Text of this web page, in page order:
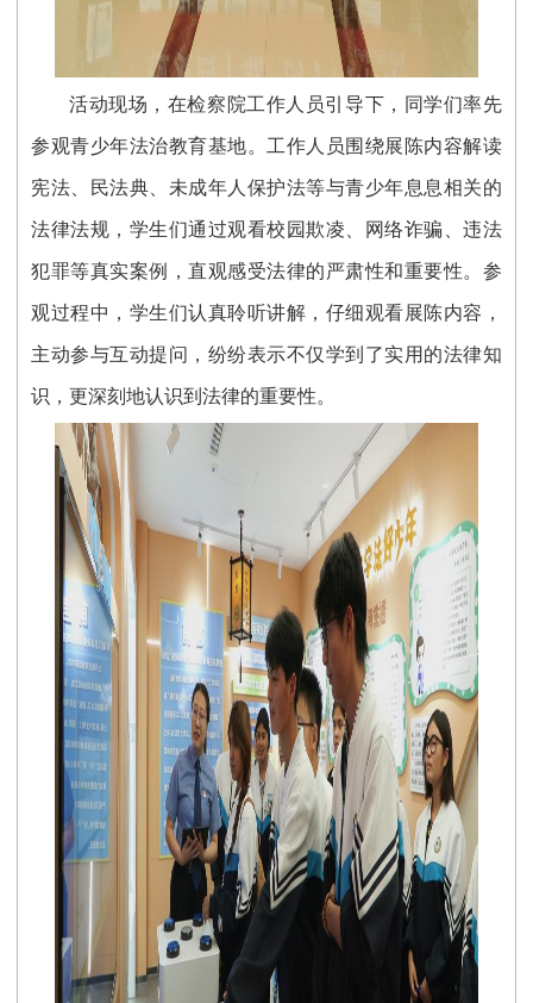
活动现场，在检察院工作人员引导下，同学们率先
参观青少年法治教育基地。工作人员围绕展陈内容解读
宪法、民法典、未成年人保护法等与青少年息息相关的
法律法规，学生们通过观看校园欺凌、网络诈骗、违法
犯罪等真实案例，直观感受法律的严肃性和重要性。参
观过程中，学生们认真聆听讲解，仔细观看展陈内容，
主动参与互动提问，纷纷表示不仅学到了实用的法律知
识，更深刻地认识到法律的重要性。